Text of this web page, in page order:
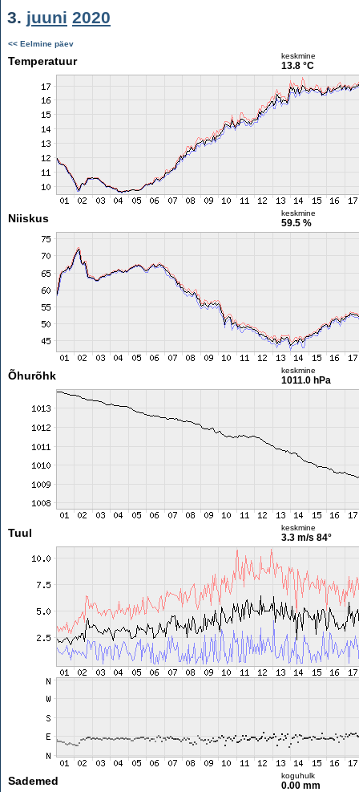
3. juuni 2020
<< Eelmine päev
Temperatuur keskmine
13.8 °C
Niiskus keskmine
59.5 %
Õhurõhk keskmine
1011.0 hPa
Tuul keskmine
3.3 m/s 84°
Sademed koguhulk
0.00 mm